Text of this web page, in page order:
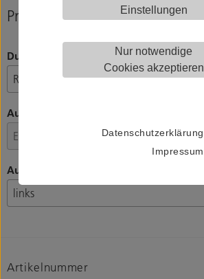
Einstellungen
Nur notwendige
Cookies akzeptieren
Datenschutzerklärung
Impressum
Produkt konfigurieren
Durchmesser Griffstange (D)
Ausführung
Ausrichtung
Artikelnummer